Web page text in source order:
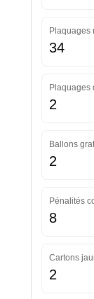
Plaquages
34
Plaquages
2
Ballons
2
Pénalités
8
Cartons
2